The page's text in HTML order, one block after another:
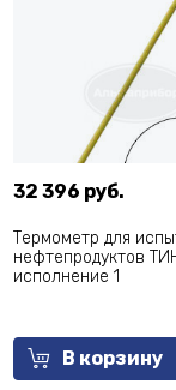
32 396 руб.
Термометр для
нефтепродуктов
исполнение 1
В корзину